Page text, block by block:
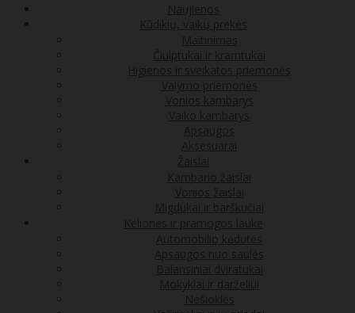
Naujienos
Kūdikių, vaikų prekės
Maitinimas
Čiulptukai ir kramtukai
Higienos ir sveikatos priemonės
Valymo priemonės
Vonios kambarys
Vaiko kambarys
Apsaugos
Aksesuarai
Žaislai
Kambario žaislai
Vonios žaislai
Migdukai ir barškučiai
Kelionės ir pramogos lauke
Automobilio kėdutės
Apsaugos nuo saulės
Balansiniai dviratukai
Mokyklai ir darželiui
Nešioklės